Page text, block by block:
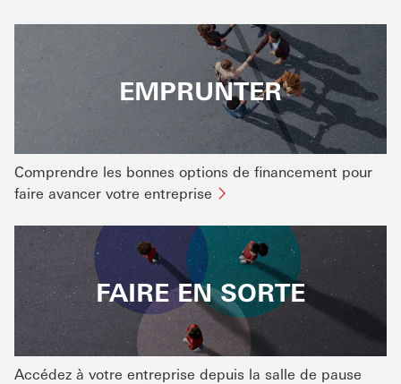
EMPRUNTER
Comprendre les bonnes options de financement pour
faire avancer votre entreprise
FAIRE EN SORTE
Accédez à votre entreprise depuis la salle de pause